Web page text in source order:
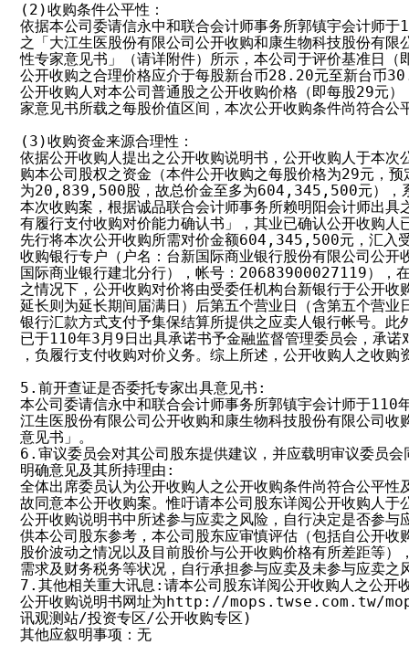
(2)收购条件公平性：
依据本公司委请信永中和联合会计师事务所郭镇宇会计师
之「大江生医股份有限公司公开收购和康生物科技股份有限
性专家意见书」（请详附件）所示，本公司于评价基准日
公开收购之合理价格应介于每股新台币28.20元至新台币
公开收购人对本公司普通股之公开收购价格（即每股29元）
家意见书所载之每股价值区间，本次公开收购条件尚符合公
(3)收购资金来源合理性：
依据公开收购人提出之公开收购说明书，公开收购人于本次
购本公司股权之资金（本件公开收购之每股价格为29元，
为20,839,500股，故总价金至多为604,345,500元），
本次收购案，根据诚品联合会计师事务所赖明阳会计师出具
有履行支付收购对价能力确认书」，其业已确认公开收购
先行将本次公开收购所需对价金额604,345,500元，汇入
收购银行专户（户名：台新国际商业银行股份有限公司公开
国际商业银行建北分行），帐号：20683900027119），
之情况下，公开收购对价将由受委任机构台新银行于公开收
延长则为延长期间届满日）后第五个营业日（含第五个营业
银行汇款方式支付予集保结算所提供之应卖人银行帐号。此
已于110年3月9日出具承诺书予金融监督管理委员会，承诺
，负履行支付收购对价义务。综上所述，公开收购人之收购
5.前开查证是否委托专家出具意见书:
本公司委请信永中和联合会计师事务所郭镇宇会计师于110
江生医股份有限公司公开收购和康生物科技股份有限公司收
意见书」。
6.审议委员会对其公司股东提供建议，并应载明审议委员会
明确意见及其所持理由:
全体出席委员认为公开收购人之公开收购条件尚符合公平性
故同意本公开收购案。惟吁请本公司股东详阅公开收购人于
公开收购说明书中所述参与应卖之风险，自行决定是否参与
供本公司股东参考，本公司股东应审慎评估（包括自公开收
股价波动之情况以及目前股价与公开收购价格有所差距等）
需求及财务税务等状况，自行承担参与应卖及未参与应卖之
7.其他相关重大讯息:请本公司股东详阅公开收购人之公开
公开收购说明书网址为http://mops.twse.com.tw/
讯观测站/投资专区/公开收购专区)
其他应叙明事项：无